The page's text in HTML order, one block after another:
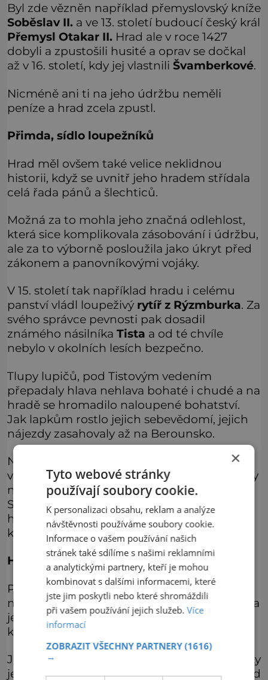
Byl zde vězněn například přemyslovský kníže
Soběslav II. a ve 13. století budoucí český král
Přemysl Otakar II. Hrad ale v roce 1427
dobyli a zpustošili husité a oprav se dočkal
až v 16. století, kdy jej vlastnili Švamberkové.
Nicméně ani ti na jeho údržbu neměli
peníze a hrad zcela zpustl.
Přimda, sídlo loupežníků
Hrad měl ovšem také velice neklidnou
historii, když se uvnitř jeho hradem střídala
celá řada pánů a šlechticů.
Možná za to mohla jeho značná odlehlost,
která sice komplikovala zásobování i údržbu,
ale za to výborně posloužila jako úkryt před
zákonem a panovníkovými vojáky.
V 15. století tak například hradu i celému
panství vládl loupeživý rytíř z Rýzmburka. Za
svého správce pevnosti pak dosadil
známého násilníka Tista a od té chvíle
nebylo v okolních lesích bezpečno.
Tlupy lupičů, pod Tistovým vedením
přepadaly hlava nehlava bohaté i chudé a na
hradě se hromadilo naloupené bohatství.
Jak lapkům rostlo jejich sebevědomí, jejich
nájezdy zasahovaly až na Berounsko.
Nakonec muselo zasáhnout až královské
vojsko, které hradní ozbrojence zajalo, a brzy
nato byli v Praze popraveni oběšením.
Skrývá se někde v tajných chodbách pod
hradem zlato, o které lapkové obrali bohaté
kupce?
Hradní přízraky a strašidla
Pokud by se snad našel někdo, kdo by po
něm pátral, měl by se mít na pozoru. Přimda
je totiž podle mnohých svědectví místem,
kde se zjevují přízraky.
Jedním z nich je duch hradní paní, manželky
jednoho z šlechticů ze Švamberka, kteří hrad
×
Tyto webové stránky
používají soubory cookie.
K personalizaci obsahu, reklam a analýze
návštěvnosti používáme soubory cookie.
Informace o vašem používání našich
stránek také sdílíme s našimi reklamními
a analytickými partnery, kteří je mohou
kombinovat s dalšími informacemi, které
jste jim poskytli nebo které shromáždili
při vašem používání jejich služeb.Více
informací
ZOBRAZIT VŠECHNY PARTNERY(1616)
→